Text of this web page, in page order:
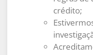
crédito;